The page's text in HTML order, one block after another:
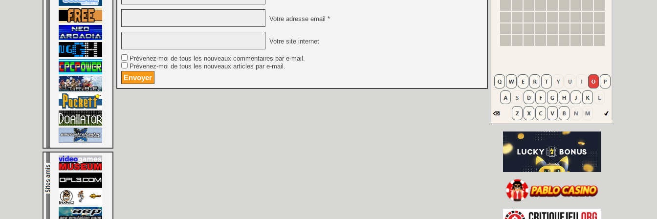
Votre adresse email *
Votre site internet
Prévenez-moi de tous les nouveaux commentaires par e-mail.
Prévenez-moi de tous les nouveaux articles par e-mail.